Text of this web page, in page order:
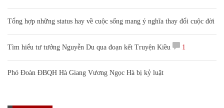
Tổng hợp những status hay về cuộc sống mang ý nghĩa thay đổi cuộc đời
Tìm hiểu tư tưởng Nguyễn Du qua đoạn kết Truyện Kiều 1
Phó Đoàn ĐBQH Hà Giang Vương Ngọc Hà bị kỷ luật